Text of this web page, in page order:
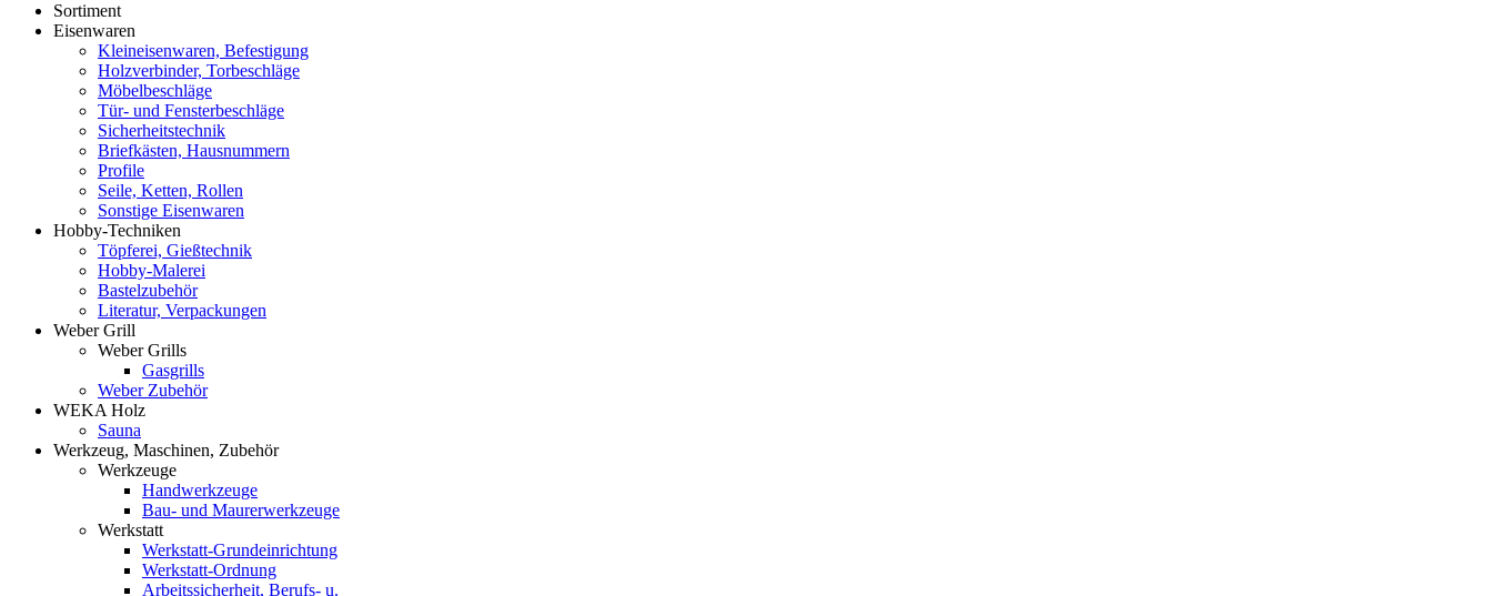
Sortiment
Eisenwaren
Kleineisenwaren, Befestigung
Holzverbinder, Torbeschläge
Möbelbeschläge
Tür- und Fensterbeschläge
Sicherheitstechnik
Briefkästen, Hausnummern
Profile
Seile, Ketten, Rollen
Sonstige Eisenwaren
Hobby-Techniken
Töpferei, Gießtechnik
Hobby-Malerei
Bastelzubehör
Literatur, Verpackungen
Weber Grill
Weber Grills
Gasgrills
Weber Zubehör
WEKA Holz
Sauna
Werkzeug, Maschinen, Zubehör
Werkzeuge
Handwerkzeuge
Bau- und Maurerwerkzeuge
Werkstatt
Werkstatt-Grundeinrichtung
Werkstatt-Ordnung
Arbeitssicherheit, Berufs- u.